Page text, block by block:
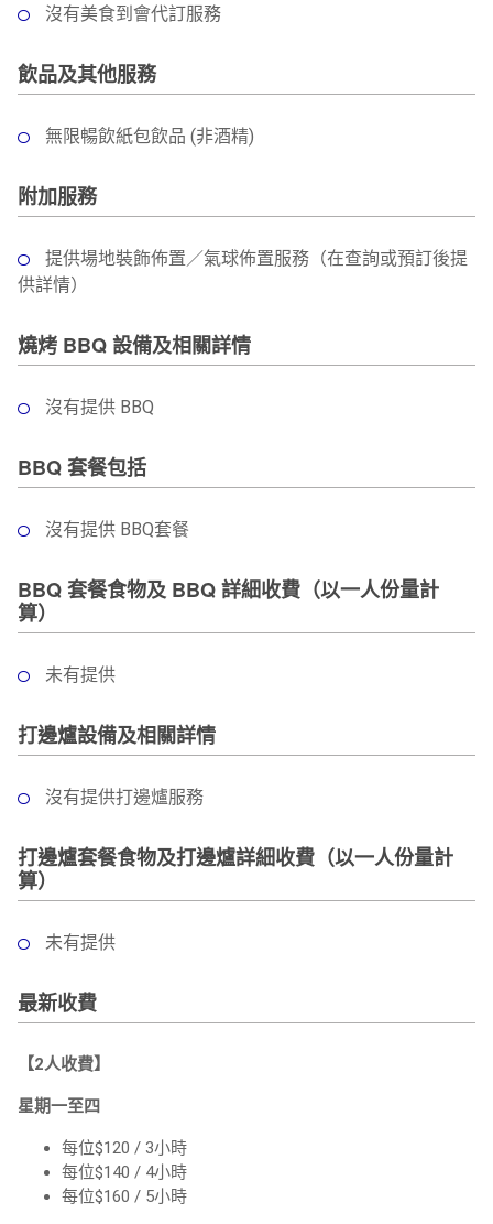
沒有美食到會代訂服務
飲品及其他服務
無限暢飲紙包飲品 (非酒精)
附加服務
提供場地裝飾佈置／氣球佈置服務（在查詢或預訂後提
供詳情）
燒烤 BBQ 設備及相關詳情
沒有提供 BBQ
BBQ 套餐包括
沒有提供 BBQ套餐
BBQ 套餐食物及 BBQ 詳細收費（以一人份量計
算）
未有提供
打邊爐設備及相關詳情
沒有提供打邊爐服務
打邊爐套餐食物及打邊爐詳細收費（以一人份量計
算）
未有提供
最新收費
【2人收費】
星期一至四
每位$120 / 3小時
每位$140 / 4小時
每位$160 / 5小時